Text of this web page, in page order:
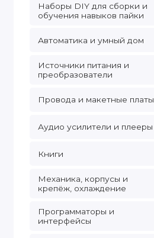
Наборы DIY для сборки и
обучения навыков пайки
Автоматика и умный дом
Источники питания и
преобразователи
Провода и макетные платы
Аудио усилители и плееры
Книги
Механика, корпусы и
крепёж, охлаждение
Программаторы и
интерфейсы